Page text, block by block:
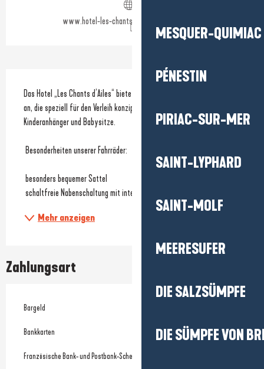
MESQUER-QUIMIAC
PÉNESTIN
PIRIAC-SUR-MER
SAINT-LYPHARD
SAINT-MOLF
MEERESUFER
DIE SALZSÜMPFE
DIE SÜMPFE VON
www.hotel-les-chants-dailes-la-turballe.com
Beschreibung
Das Hotel „Les Chants d’Ailes“ bietet hochwertige Fahrräder zur Miete
an, die speziell für den Verleih konzipiert sind, sowie zweisitzige
Kinderanhänger und Babysitze.
Besonderheiten unserer Fahrräder:
besonders bequemer Sattel
schaltfreie Nabenschaltung mit integriertem Gangsystem (kein...
Mehr anzeigen
Zahlungsart
Bargeld
Bankkarten
Französische Bank- und Postbank-Schecks